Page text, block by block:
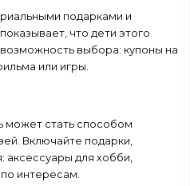
подарками и
что дети этого
выбора: купоны на
или игры.
может стать способом
Включайте подарки,
аксессуары для хобби,
интересам.